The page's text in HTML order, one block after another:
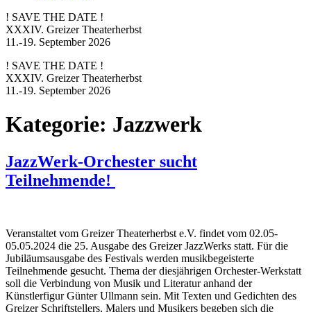
! SAVE THE DATE !
XXXIV. Greizer Theaterherbst
11.-19. September 2026
! SAVE THE DATE !
XXXIV. Greizer Theaterherbst
11.-19. September 2026
Kategorie: Jazzwerk
JazzWerk-Orchester sucht
Teilnehmende!
Veranstaltet vom Greizer Theaterherbst e.V. findet vom 02.05-
05.05.2024 die 25. Ausgabe des Greizer JazzWerks statt. Für die
Jubiläumsausgabe des Festivals werden musikbegeisterte
Teilnehmende gesucht. Thema der diesjährigen Orchester-Werkstatt
soll die Verbindung von Musik und Literatur anhand der
Künstlerfigur Günter Ullmann sein. Mit Texten und Gedichten des
Greizer Schriftstellers, Malers und Musikers begeben sich die